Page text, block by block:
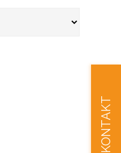
KONTAKT